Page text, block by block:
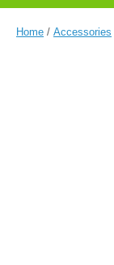
Home / Accessories